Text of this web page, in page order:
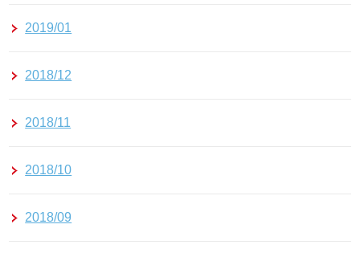
2019/01
2018/12
2018/11
2018/10
2018/09